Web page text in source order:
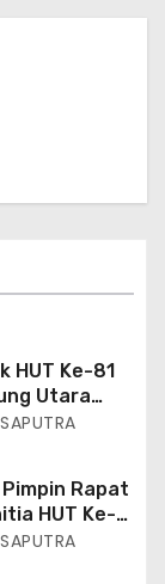
HUT Ke-81
Utara
Pimpin Rapat
HUT Ke-4,
Rangkaian